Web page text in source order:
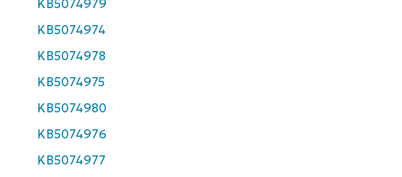
KB5074979
KB5074974
KB5074978
KB5074975
KB5074980
KB5074976
KB5074977